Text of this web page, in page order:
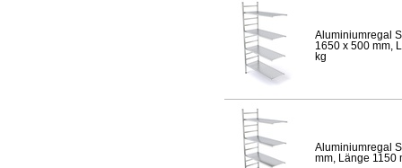
Aluminiumregal
1650 x 500 mm,
kg
Aluminiumregal
mm, Länge 1150